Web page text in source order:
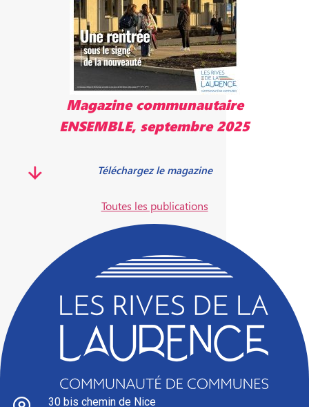
30 bis chemin de Nice
Magazine communautaire
ENSEMBLE, septembre 2025
Téléchargez le magazine
Toutes les publications